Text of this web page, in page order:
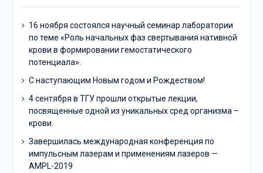
16 ноября состоялся научный семинар лаборатории
по теме «Роль начальных фаз свертывания нативной
крови в формировании гемостатического
потенциала».
C наступающим Новым годом и Рождеством!
4 сентября в ТГУ прошли открытые лекции,
посвященные одной из уникальных сред организма –
крови.
Завершилась международная конференция по
импульсным лазерам и применениям лазеров —
AMPL-2019